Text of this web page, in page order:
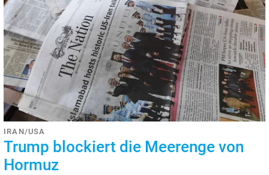
IRAN/USA
Trump blockiert die Meerenge von
Hormuz